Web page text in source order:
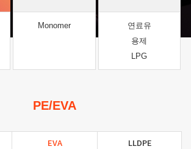
Monomer
연료유
용제
LPG
PE/EVA
EVA LLDPE